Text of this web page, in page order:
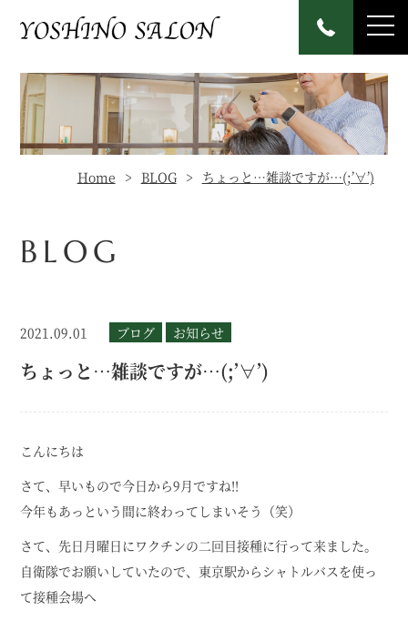
Home BLOG ちょっと…雑談ですが…(;’∀’)
BLOG
2021.09.01 ブログ お知らせ
ちょっと…雑談ですが…(;’∀’)
こんにちは
さて、早いもので今日から9月ですね!!
今年もあっという間に終わってしまいそう（笑）
さて、先日月曜日にワクチンの二回目接種に行って来ました。
自衛隊でお願いしていたので、東京駅からシャトルバスを使っ
て接種会場へ